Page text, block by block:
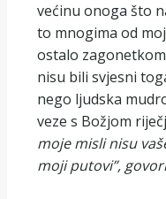
većinu onoga što
to mnogima od
ostalo
nisu bili svjesni
nego ljudska
veze s Božjom
moje misli nisu
moji putovi”,